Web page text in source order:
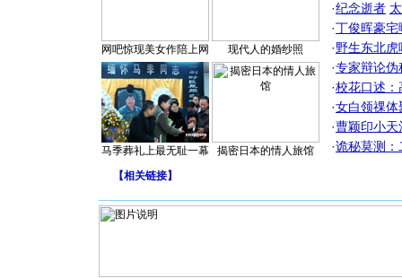
网吧惊现美女作陪上网 现代人的婚纱照
马季葬礼上最无耻一幕 揭密日本的情人旅馆
·纪念逝者
·丁俊晖豪
·野生东北
·专家辩论伪
·校花口述：
·女白领祼体
·曹颖印小天
·诡秘莫测：
【相关链接】